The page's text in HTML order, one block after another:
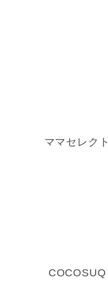
ママセレクト
COCOSUQ